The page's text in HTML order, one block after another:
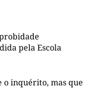
pela Escola
o inquérito, mas que